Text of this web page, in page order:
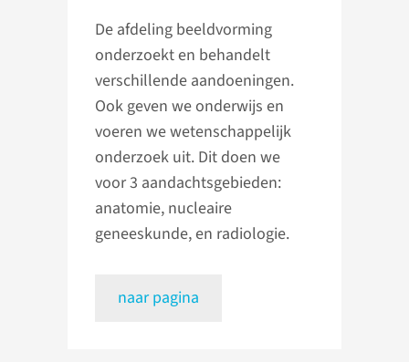
De afdeling beeldvorming
onderzoekt en behandelt
verschillende aandoeningen.
Ook geven we onderwijs en
voeren we wetenschappelijk
onderzoek uit. Dit doen we
voor 3 aandachtsgebieden:
anatomie, nucleaire
geneeskunde, en radiologie.
naar pagina